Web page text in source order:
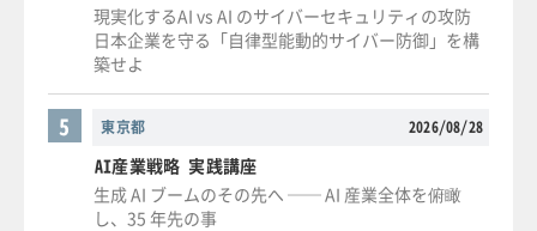
現実化するAI vs AI のサイバーセキュリティの攻防
日本企業を守る「自律型能動的サイバー防御」を構
築せよ
東京都 2026/08/28
5
AI産業戦略 実践講座
生成 AI ブームのその先へ ── AI 産業全体を俯瞰
し、35 年先の事